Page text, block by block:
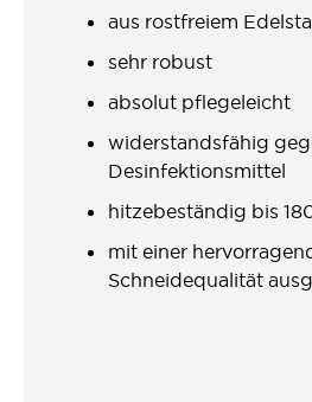
aus rostfreiem
sehr robust
absolut pflegeleicht
widerstandsfähig
Desinfektionsmittel
hitzebeständig bis
mit einer
Schneidequalität